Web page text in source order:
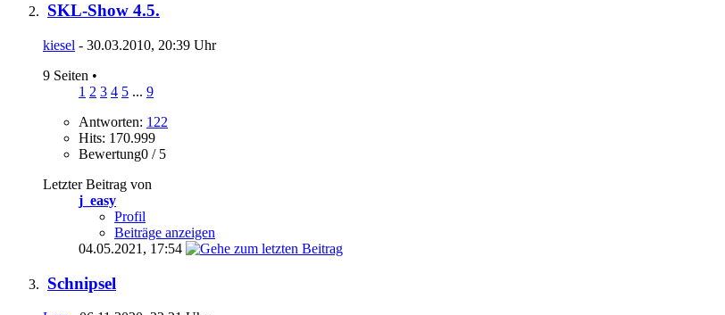
SKL-Show 4.5.
kiesel - 30.03.2010, 20:39 Uhr
9 Seiten •
1 2 3 4 5 ... 9
Antworten: 122
Hits: 170.999
Bewertung0 / 5
Letzter Beitrag von
j_easy
Profil
Beiträge anzeigen
04.05.2021, 17:54
Schnipsel